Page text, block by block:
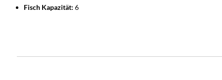
Fisch Kapazität: 6